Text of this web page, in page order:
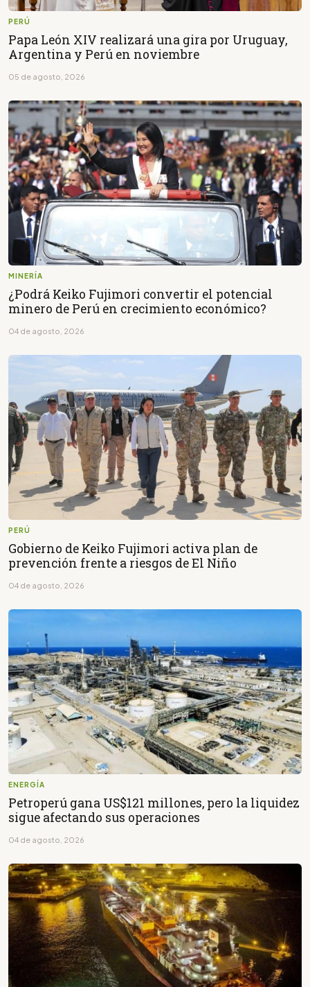
PERÚ
Papa León XIV realizará una gira por Uruguay,
Argentina y Perú en noviembre
05 de agosto, 2026
MINERÍA
¿Podrá Keiko Fujimori convertir el potencial
minero de Perú en crecimiento económico?
04 de agosto, 2026
PERÚ
Gobierno de Keiko Fujimori activa plan de
prevención frente a riesgos de El Niño
04 de agosto, 2026
ENERGÍA
Petroperú gana US$121 millones, pero la liquidez
sigue afectando sus operaciones
04 de agosto, 2026